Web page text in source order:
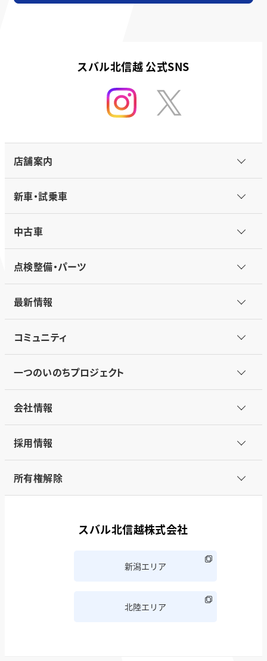
スバル北信越 公式SNS
店舗案内
新車・試乗車
中古車
点検整備・パーツ
最新情報
コミュニティ
一つのいのちプロジェクト
会社情報
採用情報
所有権解除
スバル北信越株式会社
新潟エリア
北陸エリア